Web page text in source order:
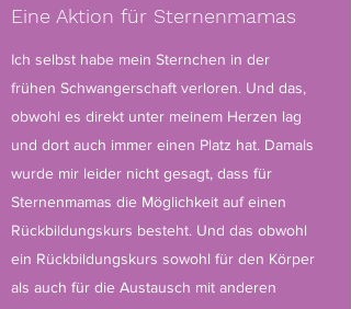
Eine Aktion für Sternenmamas
Ich selbst habe mein Sternchen in der
frühen Schwangerschaft verloren. Und das,
obwohl es direkt unter meinem Herzen lag
und dort auch immer einen Platz hat. Damals
wurde mir leider nicht gesagt, dass für
Sternenmamas die Möglichkeit auf einen
Rückbildungskurs besteht. Und das obwohl
ein Rückbildungskurs sowohl für den Körper
als auch für die Austausch mit anderen